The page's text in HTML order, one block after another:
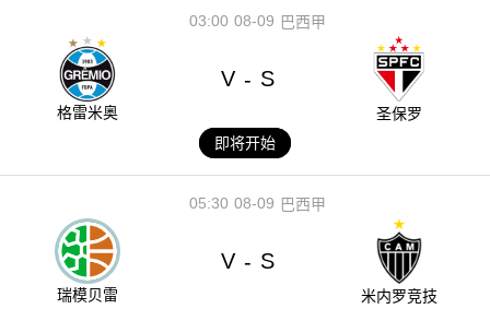
08-09
03:00 巴西甲
格雷米奥
V - S
圣保罗
即将开始
08-09
05:30 巴西甲
瑞模贝雷
V - S
米内罗竞技